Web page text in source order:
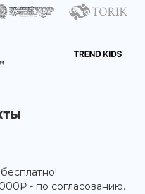
- по согласованию.